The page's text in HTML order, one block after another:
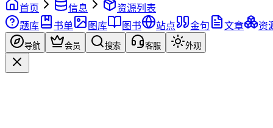
首页 信息
资源列表
题库
书单 图库 图书 站点 金句 文章 资
导航 会员 搜索 客服 外观